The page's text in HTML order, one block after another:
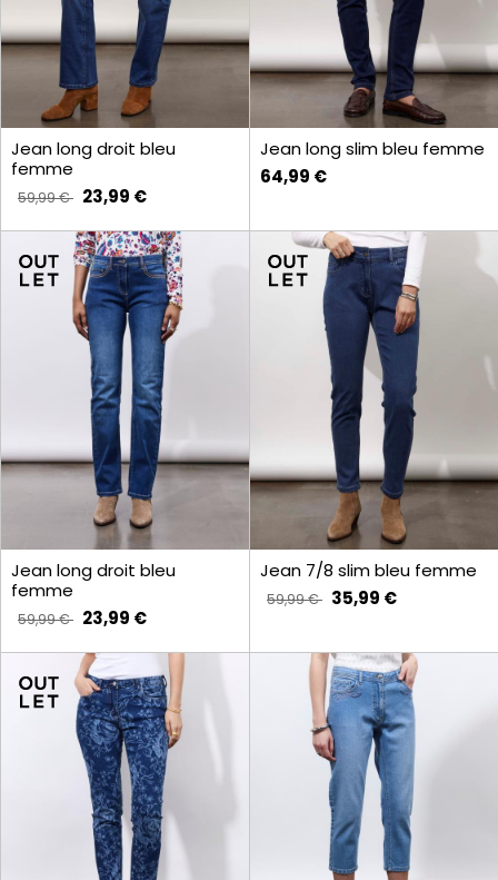
Jean long droit bleu
femme
59,99 € 23,99 €
Jean long slim bleu femme
64,99 €
Jean long droit bleu
femme
59,99 € 23,99 €
Jean 7/8 slim bleu femme
59,99 € 35,99 €